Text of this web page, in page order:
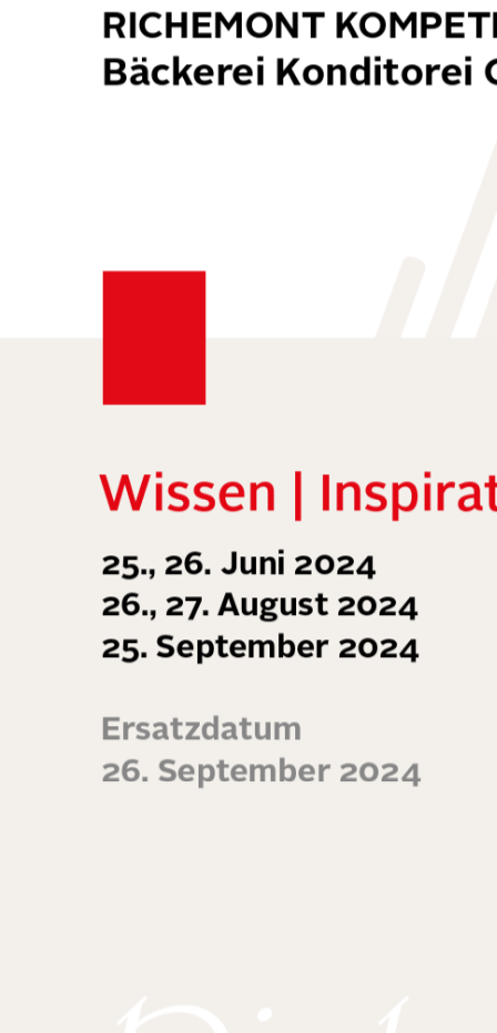
Wissen |
25., 26. Juni 2024
26., 27. August 2024
25. September 2024
Ersatzdatum
26. September 2024
RICHEMONT
Bäckerei Konditorei